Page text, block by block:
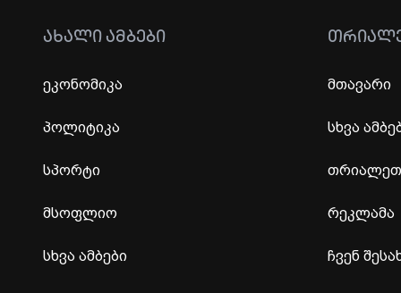
ᲐᲮᲐᲚᲘ ᲐᲛᲑᲔᲑᲘ
ეკონომიკა
პოლიტიკა
სპორტი
მსოფლიო
სხვა ამბები
მთავარი
სხვა
რეკლამა
ჩვენ